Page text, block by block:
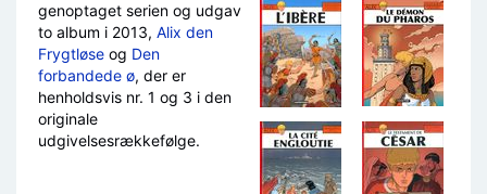
genoptaget serien og udgav
to album i 2013, Alix den
Frygtløse og Den
forbandede ø, der er
henholdsvis nr. 1 og 3 i den
originale
udgivelsesrækkefølge.